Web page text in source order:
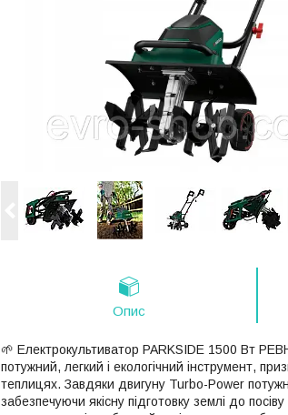
Опис
🌱 Електрокультиватор PARKSIDE 1500 Вт
потужний, легкий і екологічний інструмент,
теплицях. Завдяки двигуну Turbo-Power
забезпечуючи якісну підготовку землі до